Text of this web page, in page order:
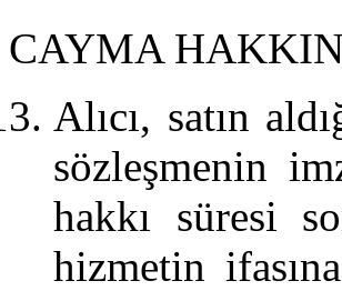
CAYMA
Alıcı, satın
sözleşmenin
hakkı süresi
hizmetin